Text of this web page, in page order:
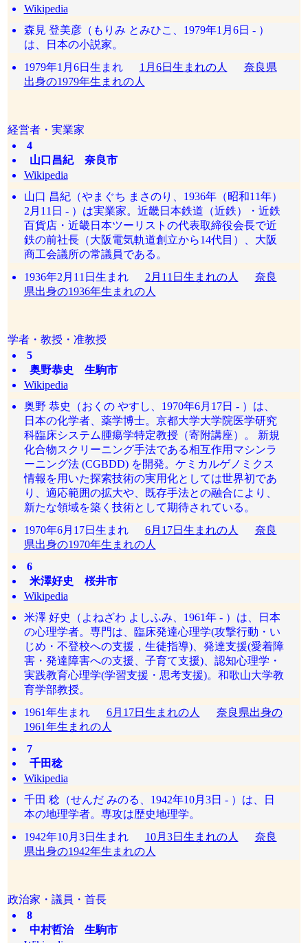
Wikipedia
森見 登美彦（もりみ とみひこ、1979年1月6日 - ）
は、日本の小説家。
1979年1月6日生まれ 1月6日生まれの人
奈良県
出身の1979年生まれの人
経営者・実業家
4
山口昌紀 奈良市
Wikipedia
山口 昌紀（やまぐち まさのり、1936年（昭和11年）
2月11日 - ）は実業家。近畿日本鉄道（近鉄）・近鉄
百貨店・近畿日本ツーリストの代表取締役会長で近
鉄の前社長（大阪電気軌道創立から14代目）、大阪
商工会議所の常議員である。
1936年2月11日生まれ 2月11日生まれの人
奈良
県出身の1936年生まれの人
学者・教授・准教授
5
奥野恭史 生駒市
Wikipedia
奥野 恭史（おくの やすし、1970年6月17日 - ）は、
日本の化学者、薬学博士。京都大学大学院医学研究
科臨床システム腫瘍学特定教授（寄附講座）。 新規
化合物スクリーニング手法である相互作用マシンラ
ーニング法 (CGBDD) を開発。ケミカルゲノミクス
情報を用いた探索技術の実用化としては世界初であ
り、適応範囲の拡大や、既存手法との融合により、
新たな領域を築く技術として期待されている。
1970年6月17日生まれ 6月17日生まれの人
奈良
県出身の1970年生まれの人
6
米澤好史 桜井市
Wikipedia
米澤 好史（よねざわ よしふみ、1961年 - ）は、日本
の心理学者。専門は、臨床発達心理学(攻撃行動・い
じめ・不登校への支援，生徒指導)、発達支援(愛着障
害・発達障害への支援、子育て支援)、認知心理学・
実践教育心理学(学習支援・思考支援)。和歌山大学教
育学部教授。
1961年生まれ 6月17日生まれの人
奈良県出身の
1961年生まれの人
7
千田稔
Wikipedia
千田 稔（せんだ みのる、1942年10月3日 - ）は、日
本の地理学者。専攻は歴史地理学。
1942年10月3日生まれ 10月3日生まれの人
奈良
県出身の1942年生まれの人
政治家・議員・首長
8
中村哲治 生駒市